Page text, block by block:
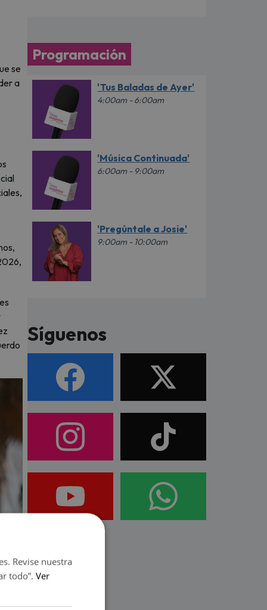
se
a
Programación
'Tus Baladas de Ayer'
4:00am - 6:00am
'Música Continuada'
6:00am - 9:00am
'Pregúntale a Josie'
9:00am - 10:00am
Síguenos
Revise nuestra
todo”. Ver